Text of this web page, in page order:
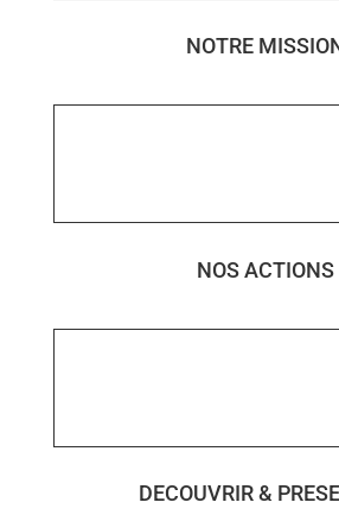
NOTRE
NOS ACTIONS
DECOUVRIR &